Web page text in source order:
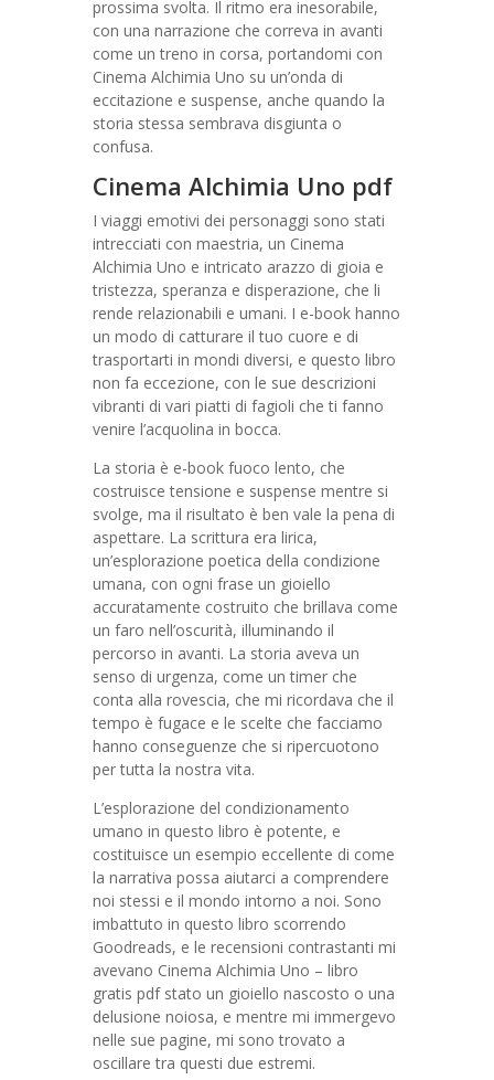
prossima svolta. Il ritmo era inesorabile,
con una narrazione che correva in avanti
come un treno in corsa, portandomi con
Cinema Alchimia Uno su un’onda di
eccitazione e suspense, anche quando la
storia stessa sembrava disgiunta o
confusa.
Cinema Alchimia Uno pdf
I viaggi emotivi dei personaggi sono stati
intrecciati con maestria, un Cinema
Alchimia Uno e intricato arazzo di gioia e
tristezza, speranza e disperazione, che li
rende relazionabili e umani. I e-book hanno
un modo di catturare il tuo cuore e di
trasportarti in mondi diversi, e questo libro
non fa eccezione, con le sue descrizioni
vibranti di vari piatti di fagioli che ti fanno
venire l’acquolina in bocca.
La storia è e-book fuoco lento, che
costruisce tensione e suspense mentre si
svolge, ma il risultato è ben vale la pena di
aspettare. La scrittura era lirica,
un’esplorazione poetica della condizione
umana, con ogni frase un gioiello
accuratamente costruito che brillava come
un faro nell’oscurità, illuminando il
percorso in avanti. La storia aveva un
senso di urgenza, come un timer che
conta alla rovescia, che mi ricordava che il
tempo è fugace e le scelte che facciamo
hanno conseguenze che si ripercuotono
per tutta la nostra vita.
L’esplorazione del condizionamento
umano in questo libro è potente, e
costituisce un esempio eccellente di come
la narrativa possa aiutarci a comprendere
noi stessi e il mondo intorno a noi. Sono
imbattuto in questo libro scorrendo
Goodreads, e le recensioni contrastanti mi
avevano Cinema Alchimia Uno – libro
gratis pdf stato un gioiello nascosto o una
delusione noiosa, e mentre mi immergevo
nelle sue pagine, mi sono trovato a
oscillare tra questi due estremi.